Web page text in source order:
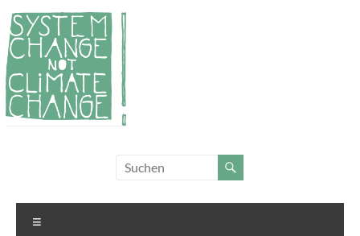
Zum
Inhalt
springen